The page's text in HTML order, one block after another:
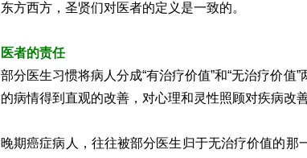
东方西方，圣贤们对医者的定义是一致的。
医者的责任
部分医生习惯将病人分成“有治疗价值”和“无治疗价值
的病情得到直观的改善，对心理和灵性照顾对疾病改
晚期癌症病人，往往被部分医生归于无治疗价值的